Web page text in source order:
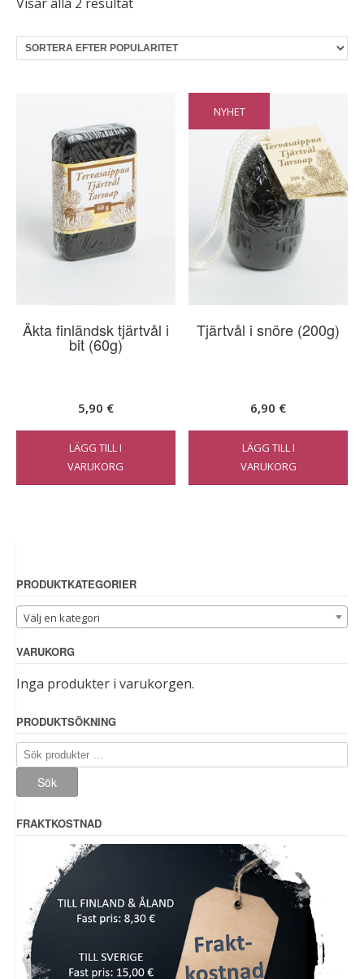
popularitet
Äkta finländsk tjärtvål i
bit (60g)
5,90 €
LÄGG TILL I
VARUKORG
NYHET
Tjärtvål i snöre (200g)
6,90 €
LÄGG TILL I
VARUKORG
PRODUKTKATEGORIER
Välj en kategori
VARUKORG
Inga produkter i varukorgen.
PRODUKTSÖKNING
Sök
efter:
Sök
FRAKTKOSTNAD